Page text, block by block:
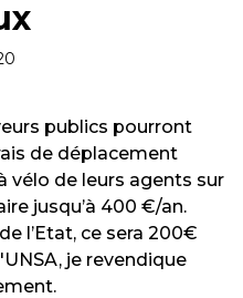
publics pourront
de déplacement
vélo de leurs agents sur
jusqu’à 400 €/an.
l’Etat, ce sera 200€
je revendique